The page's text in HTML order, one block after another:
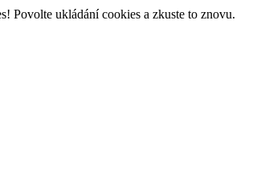
Povolte ukládání cookies a zkuste to znovu.